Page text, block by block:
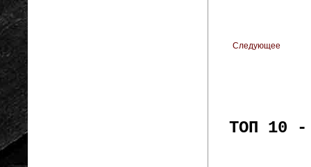
Следующее
ТОП 10 -